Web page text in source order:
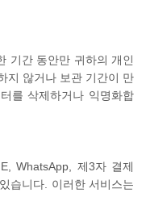
기간 동안만 귀하의 개인
지 않거나 보관 기간이 만
를 삭제하거나 익명화합
WhatsApp, 제3자 결제
습니다. 이러한 서비스는